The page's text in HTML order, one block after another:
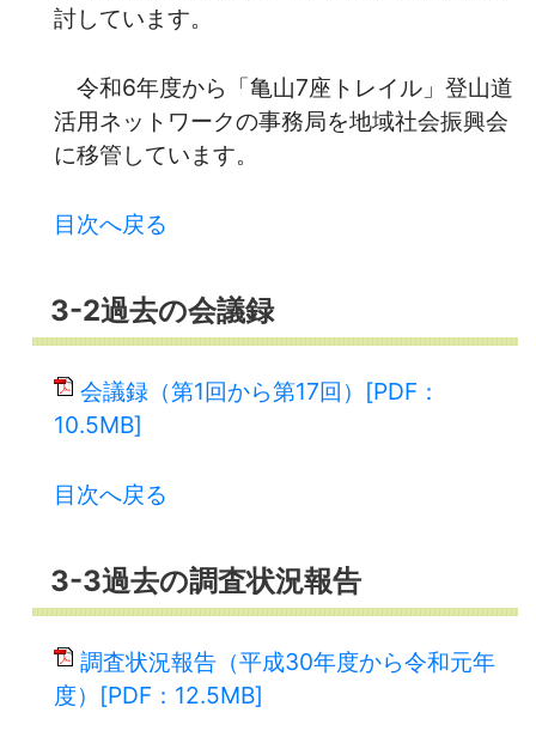
討しています。
令和6年度から「亀山7座トレイル」登山道
活用ネットワークの事務局を地域社会振興会
に移管しています。
目次へ戻る
3-2過去の会議録
会議録（第1回から第17回）[PDF：
10.5MB]
目次へ戻る
3-3過去の調査状況報告
調査状況報告（平成30年度から令和元年
度）[PDF：12.5MB]